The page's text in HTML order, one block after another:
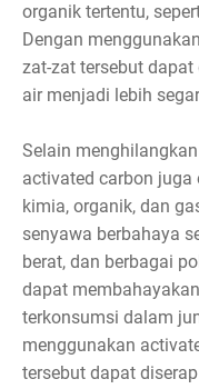
organik tertentu,
Dengan
zat-zat tersebut
air menjadi lebih
Selain
activated carbon
kimia, organik, dan
senyawa berbahaya
berat, dan berbagai
dapat
terkonsumsi dalam
menggunakan
tersebut dapat